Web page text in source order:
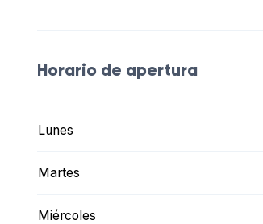
Horario de apertura
Lunes
Martes
Miércoles